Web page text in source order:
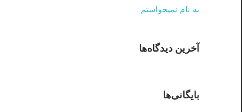
به نام نمیخواستم
آخرین دیدگاه‌ها
بایگانی‌ها